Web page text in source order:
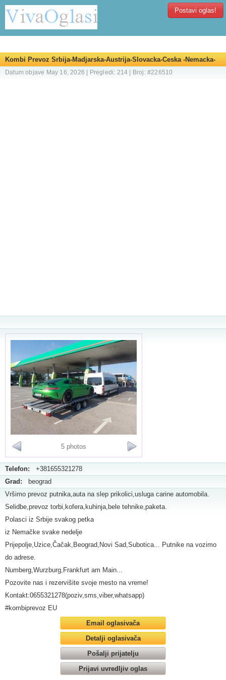
Postavi oglas!
Kombi Prevoz Srbija-Madjarska-Austrija-Slovacka-Ceska -Nemacka-
Srbija
Datum objave May 16, 2026 | Pregledi: 214 | Broj: #226510
5 photos
Telefon: +381655321278
Grad: beograd
Vršimo prevoz putnika,auta na slep prikolici,usluga carine automobila.
Selidbe,prevoz torbi,kofera,kuhinja,bele tehnike,paketa.
Polasci iz Srbije svakog petka
iz Nemačke svake nedelje
Prijepolje,Uzice,Čačak,Beograd,Novi Sad,Subotica... Putnike na vozimo
do adrese.
Numberg,Wurzburg,Frankfurt am Main...
Pozovite nas i rezervišite svoje mesto na vreme!
Kontakt:0655321278(poziv,sms,viber,whatsapp)
#kombiprevoz EU
Email oglasivača
Detalji oglasivača
Pošalji prijatelju
Prijavi uvredljiv oglas